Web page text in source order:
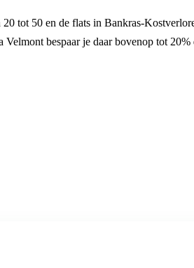
tot 50 en de flats in Bankras-
bespaar je daar bovenop tot 20%